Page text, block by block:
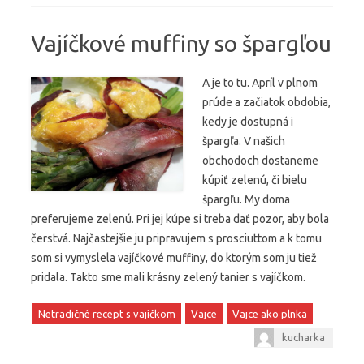
Vajíčkové muffiny so špargľou
A je to tu. Apríl v plnom
prúde a začiatok obdobia,
kedy je dostupná i
špargľa. V našich
obchodoch dostaneme
kúpiť zelenú, či bielu
špargľu. My doma
preferujeme zelenú. Pri jej kúpe si treba dať pozor, aby bola
čerstvá. Najčastejšie ju pripravujem s prosciuttom a k tomu
som si vymyslela vajíčkové muffiny, do ktorým som ju tiež
pridala. Takto sme mali krásny zelený tanier s vajíčkom.
Netradičné recept s vajíčkom Vajce Vajce ako plnka
kucharka